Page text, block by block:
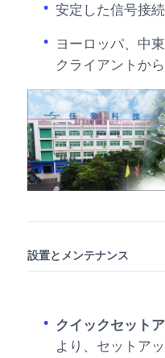
安定した信号接
ヨーロッパ、中
クライアントか
設置とメンテナンス
クイックセット
より、セットア